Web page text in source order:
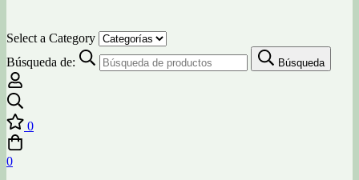
Select a Category
Búsqueda de:
Búsqueda
0
0